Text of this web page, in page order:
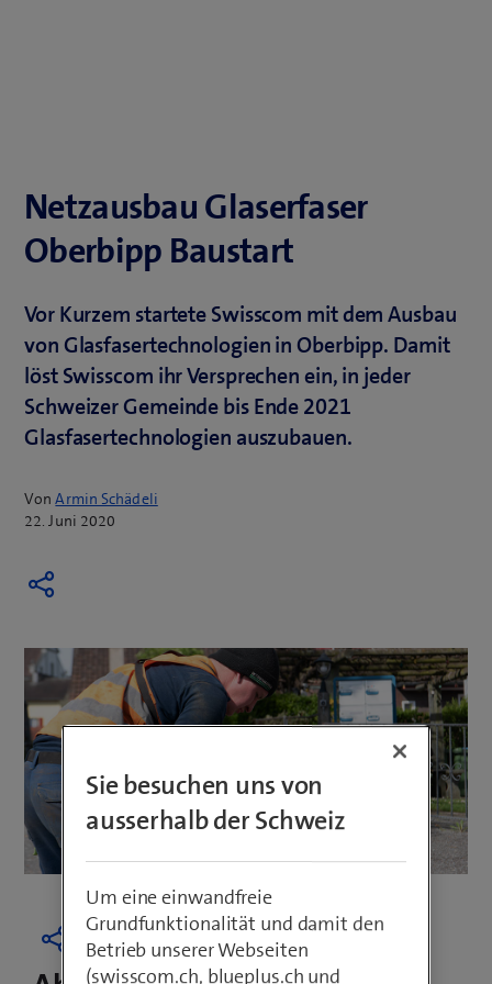
Netzausbau Glaserfaser
Oberbipp Baustart
Vor Kurzem startete Swisscom mit dem Ausbau
von Glasfasertechnologien in Oberbipp. Damit
löst Swisscom ihr Versprechen ein, in jeder
Schweizer Gemeinde bis Ende 2021
Glasfasertechnologien auszubauen.
VonArmin Schädeli
22. Juni 2020
Sie besuchen uns von
ausserhalb der Schweiz
Um eine einwandfreie
Grundfunktionalität und damit den
Betrieb unserer Webseiten
(swisscom.ch, blueplus.ch und